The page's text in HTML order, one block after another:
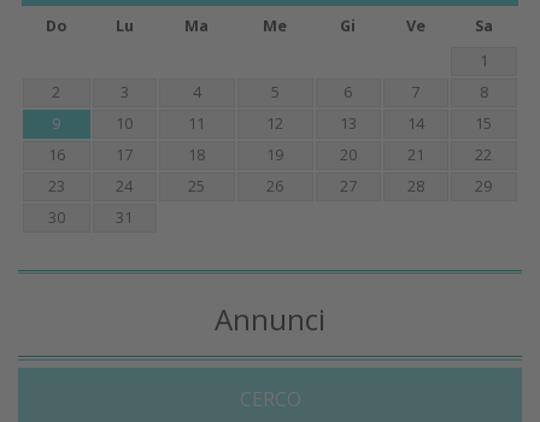
Do Lu Ma Me Gi Ve
Sa
1
2
3 4 5 6 7
8
9
10 11 12 13 14
15
16
17 18 19 20 21
22
23
24 25 26 27 28
29
30
31
Annunci
CERCO